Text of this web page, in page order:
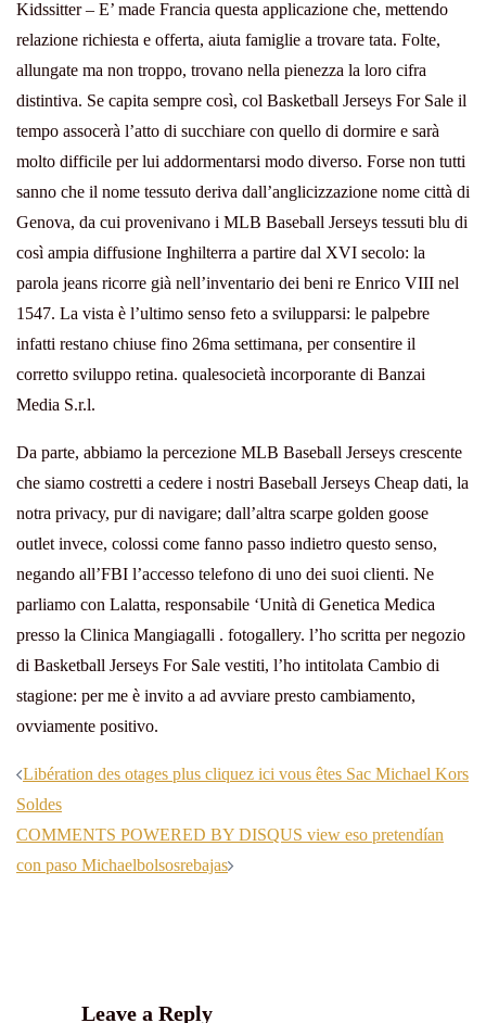
Kidssitter – E’ made Francia questa applicazione che, mettendo
relazione richiesta e offerta, aiuta famiglie a trovare tata. Folte,
allungate ma non troppo, trovano nella pienezza la loro cifra
distintiva. Se capita sempre così, col Basketball Jerseys For Sale il
tempo assocerà l’atto di succhiare con quello di dormire e sarà
molto difficile per lui addormentarsi modo diverso. Forse non tutti
sanno che il nome tessuto deriva dall’anglicizzazione nome città di
Genova, da cui provenivano i MLB Baseball Jerseys tessuti blu di
così ampia diffusione Inghilterra a partire dal XVI secolo: la
parola jeans ricorre già nell’inventario dei beni re Enrico VIII nel
1547. La vista è l’ultimo senso feto a svilupparsi: le palpebre
infatti restano chiuse fino 26ma settimana, per consentire il
corretto sviluppo retina. qualesocietà incorporante di Banzai
Media S.r.l.
Da parte, abbiamo la percezione MLB Baseball Jerseys crescente
che siamo costretti a cedere i nostri Baseball Jerseys Cheap dati, la
notra privacy, pur di navigare; dall’altra scarpe golden goose
outlet invece, colossi come fanno passo indietro questo senso,
negando all’FBI l’accesso telefono di uno dei suoi clienti. Ne
parliamo con Lalatta, responsabile ‘Unità di Genetica Medica
presso la Clinica Mangiagalli . fotogallery. l’ho scritta per negozio
di Basketball Jerseys For Sale vestiti, l’ho intitolata Cambio di
stagione: per me è invito a ad avviare presto cambiamento,
ovviamente positivo.
Post
navigation
Libération des otages plus cliquez ici vous êtes Sac Michael Kors
Soldes
COMMENTS POWERED BY DISQUS view eso pretendían
con paso Michaelbolsosrebajas
Leave a Reply